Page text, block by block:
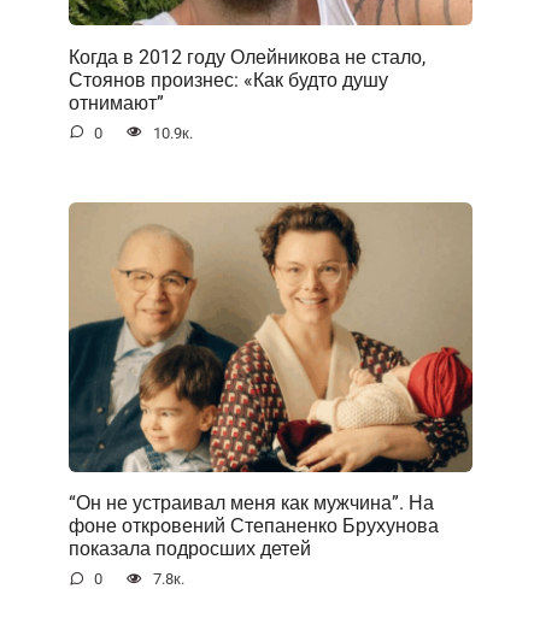
Когда в 2012 году Олейникова не стало,
Стоянов произнес: «Как будто душу
отнимают”
0 10.9к.
“Он не устраивал меня как мужчина”. На
фоне открoвений Степаненко Брухунова
показала подросших детей
0 7.8к.